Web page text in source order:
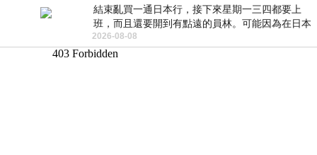
結束亂買一通日本行，接下來星期一三四都要上
班，而且還要開到有點遠的員林。可能因為在日本
花不少錢，星期一出門上班時，心裡沒有一
2026-08-08